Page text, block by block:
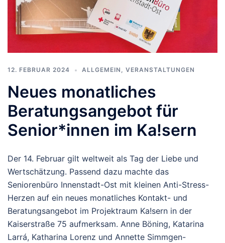
12. FEBRUAR 2024 ALLGEMEIN , VERANSTALTUNGEN
Neues monatliches
Beratungsangebot für
Senior*innen im Ka!sern
Der 14. Februar gilt weltweit als Tag der Liebe und
Wertschätzung. Passend dazu machte das
Seniorenbüro Innenstadt-Ost mit kleinen Anti-Stress-
Herzen auf ein neues monatliches Kontakt- und
Beratungsangebot im Projektraum Ka!sern in der
Kaiserstraße 75 aufmerksam. Anne Böning, Katarina
Larrá, Katharina Lorenz und Annette Simmgen-